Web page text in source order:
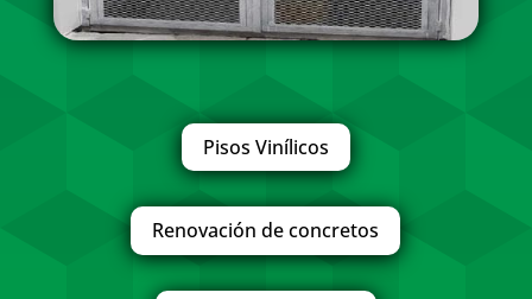
Pisos Vinílicos
Renovación de concretos